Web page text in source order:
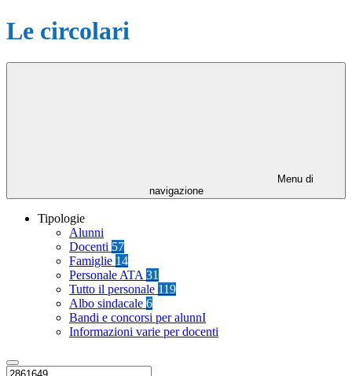
Le circolari
Menu di
navigazione
Tipologie
Alunni
Docenti 57
Famiglie 14
Personale ATA 31
Tutto il personale 119
Albo sindacale 6
Bandi e concorsi per alunnI
Informazioni varie per docenti